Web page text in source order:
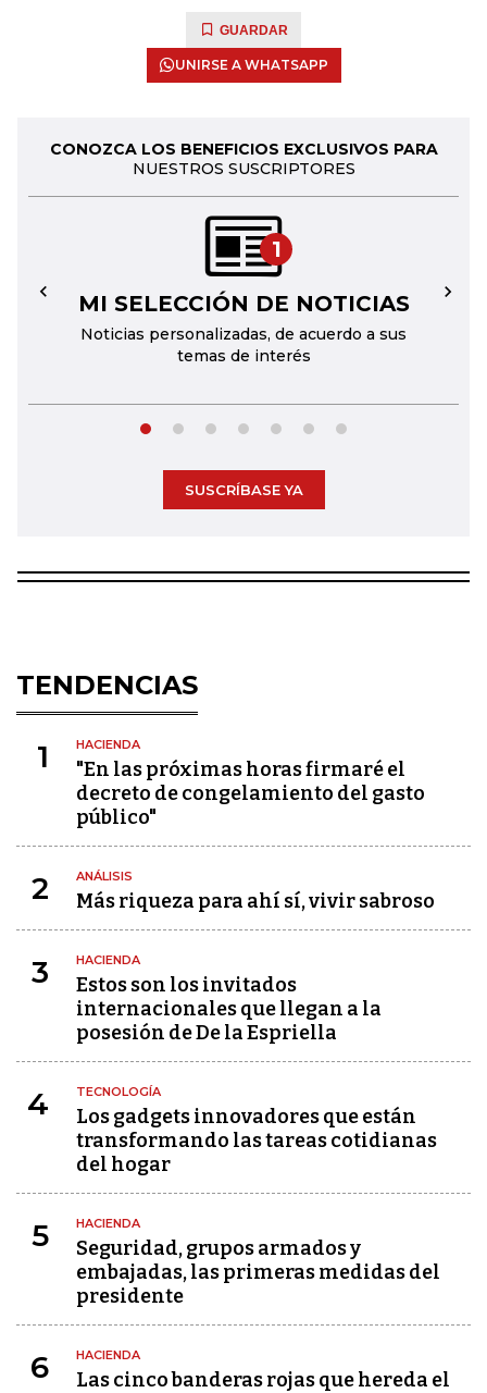
GUARDAR
UNIRSE A WHATSAPP
CONOZCA LOS BENEFICIOS EXCLUSIVOS PARA
NUESTROS SUSCRIPTORES
1
MI SELECCIÓN DE NOTICIAS
Noticias personalizadas, de acuerdo a sus
temas de interés
← →
SUSCRÍBASE YA
TENDENCIAS
1 HACIENDA
"En las próximas horas firmaré el
decreto de congelamiento del gasto
público"
2 ANÁLISIS
Más riqueza para ahí sí, vivir sabroso
3 HACIENDA
Estos son los invitados
internacionales que llegan a la
posesión de De la Espriella
4 TECNOLOGÍA
Los gadgets innovadores que están
transformando las tareas cotidianas
del hogar
5 HACIENDA
Seguridad, grupos armados y
embajadas, las primeras medidas del
presidente
6 HACIENDA
Las cinco banderas rojas que hereda el